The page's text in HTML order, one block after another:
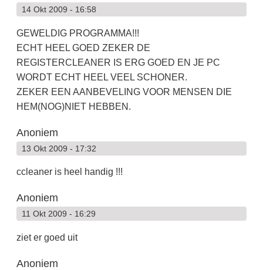
14 Okt 2009 - 16:58
GEWELDIG PROGRAMMA!!!
ECHT HEEL GOED ZEKER DE
REGISTERCLEANER IS ERG GOED EN JE PC
WORDT ECHT HEEL VEEL SCHONER.
ZEKER EEN AANBEVELING VOOR MENSEN DIE
HEM(NOG)NIET HEBBEN.
Anoniem
13 Okt 2009 - 17:32
ccleaner is heel handig !!!
Anoniem
11 Okt 2009 - 16:29
ziet er goed uit
Anoniem